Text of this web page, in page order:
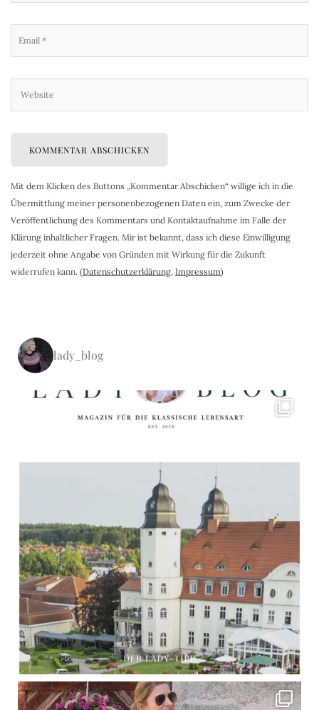
Mit dem Klicken des Buttons „Kommentar Abschicken“ willige ich in die
Übermittlung meiner personenbezogenen Daten ein, zum Zwecke der
Veröffentlichung des Kommentars und Kontaktaufnahme im Falle der
Klärung inhaltlicher Fragen. Mir ist bekannt, dass ich diese Einwilligung
jederzeit ohne Angabe von Gründen mit Wirkung für die Zukunft
widerrufen kann. (Datenschutzerklärung, Impressum)
lady_blog